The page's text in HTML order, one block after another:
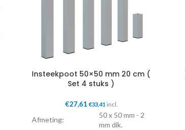
Insteekpoot 50×50 mm 20 cm (
Set 4 stuks )
€27,61 €33,41 incl.
Afmeting:
50 x 50 mm - 2
mm dik.